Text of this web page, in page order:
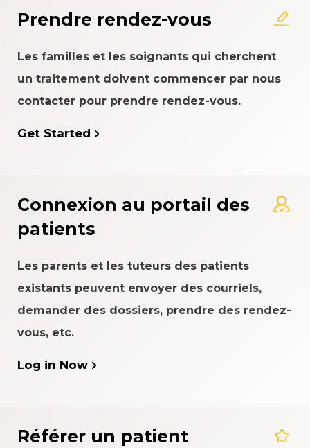
Prendre rendez-vous
Les familles et les soignants qui cherchent
un traitement doivent commencer par nous
contacter pour prendre rendez-vous.
Get Started
Connexion au portail des
patients
Les parents et les tuteurs des patients
existants peuvent envoyer des courriels,
demander des dossiers, prendre des rendez-
vous, etc.
Log in Now
Référer un patient